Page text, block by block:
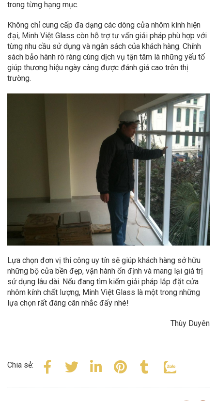
trong từng hạng mục.
Không chỉ cung cấp đa dạng các dòng cửa nhôm kính hiện
đại, Minh Việt Glass còn hỗ trợ tư vấn giải pháp phù hợp với
từng nhu cầu sử dụng và ngân sách của khách hàng. Chính
sách bảo hành rõ ràng cùng dịch vụ tận tâm là những yếu tố
giúp thương hiệu ngày càng được đánh giá cao trên thị
trường.
Lựa chọn đơn vị thi công uy tín sẽ giúp khách hàng sở hữu
những bộ cửa bền đẹp, vận hành ổn định và mang lại giá trị
sử dụng lâu dài. Nếu đang tìm kiếm giải pháp lắp đặt cửa
nhôm kính chất lượng, Minh Việt Glass là một trong những
lựa chọn rất đáng cân nhắc đấy nhé!
Thùy Duyên
Chia sẻ: